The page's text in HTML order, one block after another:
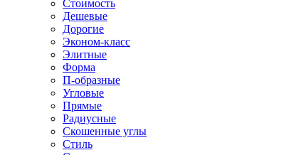
Стоимость
Дешевые
Дорогие
Эконом-класс
Элитные
Форма
П-образные
Угловые
Прямые
Радиусные
Скошенные углы
Стиль